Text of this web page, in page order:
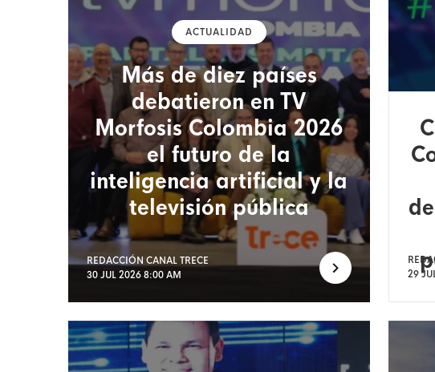
ACTUALIDAD
Más de diez países
debatieron en TV
Morfosis Colombia 2026
el futuro de la
inteligencia artificial y la
televisión pública
REDACCIÓN CANAL TRECE
30 JUL 2026 8:00 AM
29